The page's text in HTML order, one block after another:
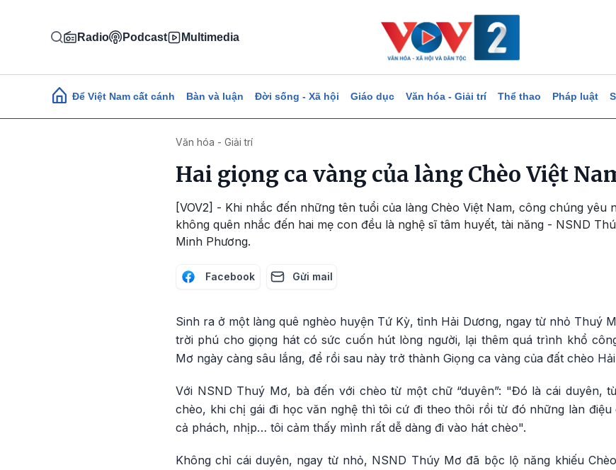
Radio Podcast Multimedia
Main navigation
Để Việt Nam cất cánh Bàn và luận Đời sống - Xã hội Giáo dục Văn hóa - Giải trí Thể thao Pháp luật
Văn hóa - Giải trí
Hai giọng ca vàng của làng Chèo Việt
[VOV2] - Khi nhắc đến những tên tuổi của làng Chèo Việt Nam, công chúng yêu
không quên nhắc đến hai mẹ con đều là nghệ sĩ tâm huyết, tài năng - NSND
Minh Phương.
Facebook Gửi mail
Sinh ra ở một làng quê nghèo huyện Tứ Kỳ, tỉnh Hải Dương, ngay từ nhỏ Thuý
trời phú cho giọng hát có sức cuốn hút lòng người, lại thêm quá trình khổ
Mơ ngày càng sâu lắng, để rồi sau này trở thành Giọng ca vàng của đất chèo
Với NSND Thuý Mơ, bà đến với chèo từ một chữ “duyên”: "Đó là cái duyên,
chèo, khi chị gái đi học văn nghệ thì tôi cứ đi theo thôi rồi từ đó những làn
cả phách, nhịp… tôi cảm thấy mình rất dễ dàng đi vào hát chèo".
Không chỉ cái duyên, ngay từ nhỏ, NSND Thúy Mơ đã bộc lộ năng khiếu